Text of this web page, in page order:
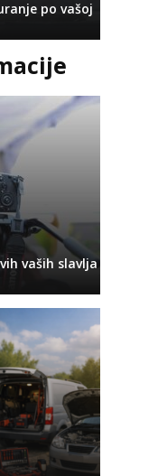
po vašoj
vaših slavlja